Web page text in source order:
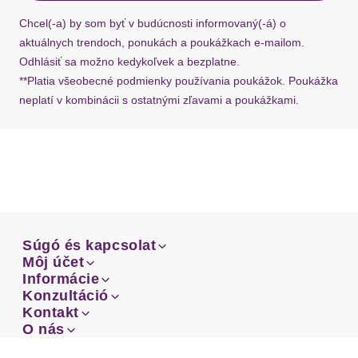
Chcel(-a) by som byť v budúcnosti informovaný(-á) o
aktuálnych trendoch, ponukách a poukážkach e-mailom.
Odhlásiť sa možno kedykoľvek a bezplatne.
**Platia všeobecné podmienky používania poukážok. Poukážka
neplatí v kombinácii s ostatnými zľavami a poukážkami.
Súgó és kapcsolat
Email
Facebook
Instagram
Súgó és kapcsolat
Email
Facebook
Môj účet
Prehľad objednávok
Môj účet
Prehľad objednávok
Informácie
Doprava
Platba
Informácie
Doprava
Konzultáció
Sprievodca-veľkosťami
Konzultáció
Kontakt
Zákaznícke oddelenie
Kontakt
O nás